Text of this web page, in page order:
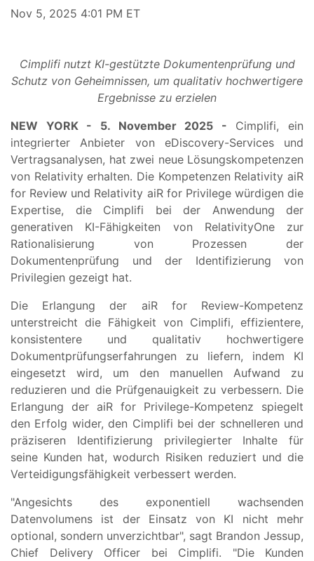
Nov 5, 2025 4:01 PM ET
Cimplifi nutzt KI-gestützte Dokumentenprüfung und
Schutz von Geheimnissen, um qualitativ hochwertigere
Ergebnisse zu erzielen
NEW YORK - 5. November 2025 - Cimplifi, ein
integrierter Anbieter von eDiscovery-Services und
Vertragsanalysen, hat zwei neue Lösungskompetenzen
von Relativity erhalten. Die Kompetenzen Relativity aiR
for Review und Relativity aiR for Privilege würdigen die
Expertise, die Cimplifi bei der Anwendung der
generativen KI-Fähigkeiten von RelativityOne zur
Rationalisierung von Prozessen der
Dokumentenprüfung und der Identifizierung von
Privilegien gezeigt hat.
Die Erlangung der aiR for Review-Kompetenz
unterstreicht die Fähigkeit von Cimplifi, effizientere,
konsistentere und qualitativ hochwertigere
Dokumentprüfungserfahrungen zu liefern, indem KI
eingesetzt wird, um den manuellen Aufwand zu
reduzieren und die Prüfgenauigkeit zu verbessern. Die
Erlangung der aiR for Privilege-Kompetenz spiegelt
den Erfolg wider, den Cimplifi bei der schnelleren und
präziseren Identifizierung privilegierter Inhalte für
seine Kunden hat, wodurch Risiken reduziert und die
Verteidigungsfähigkeit verbessert werden.
"Angesichts des exponentiell wachsenden
Datenvolumens ist der Einsatz von KI nicht mehr
optional, sondern unverzichtbar", sagt Brandon Jessup,
Chief Delivery Officer bei Cimplifi. "Die Kunden